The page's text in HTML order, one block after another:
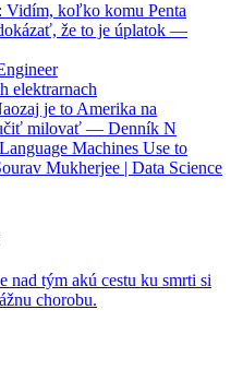
Vidím, koľko komu Penta
že to je úplatok —
elektrarnach
je to Amerika na
milovať — Denník N
Machines Use to
Mukherjee | Data Science
nad tým akú cestu ku smrti si
chorobu.